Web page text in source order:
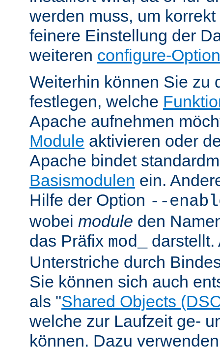
werden muss, um
feinere Einstellung der
weiteren configure-
Weiterhin können Sie zu
festlegen, welche
Apache aufnehmen
Module aktivieren oder
Apache bindet
Basismodulen ein.
Hilfe der Option --
wobei module den
das Präfix mod_
darstellt.
Unterstriche durch
Sie können sich auch
als "Shared Objects
welche zur Laufzeit ge-
können. Dazu